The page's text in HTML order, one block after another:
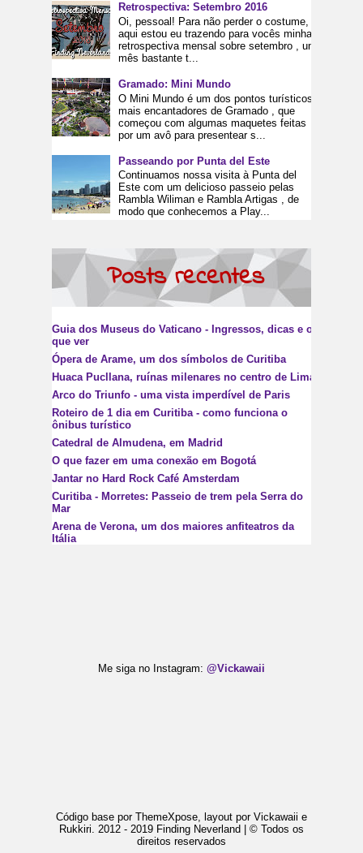
Retrospectiva: Setembro 2016
Oi, pessoal! Para não perder o costume,
aqui estou eu trazendo para vocês minha
retrospectiva mensal sobre setembro , um
mês bastante t...
Gramado: Mini Mundo
O Mini Mundo é um dos pontos turísticos
mais encantadores de Gramado , que
começou com algumas maquetes feitas
por um avô para presentear s...
Passeando por Punta del Este
Continuamos nossa visita à Punta del
Este com um delicioso passeio pelas
Rambla Wiliman e Rambla Artigas , de
modo que conhecemos a Play...
Posts recentes
Guia dos Museus do Vaticano - Ingressos, dicas e o
que ver
Ópera de Arame, um dos símbolos de Curitiba
Huaca Pucllana, ruínas milenares no centro de Lima
Arco do Triunfo - uma vista imperdível de Paris
Roteiro de 1 dia em Curitiba - como funciona o
ônibus turístico
Catedral de Almudena, em Madrid
O que fazer em uma conexão em Bogotá
Jantar no Hard Rock Café Amsterdam
Curitiba - Morretes: Passeio de trem pela Serra do
Mar
Arena de Verona, um dos maiores anfiteatros da
Itália
Me siga no Instagram: @Vickawaii
Código base por ThemeXpose, layout por Vickawaii e
Rukkiri. 2012 - 2019 Finding Neverland | © Todos os
direitos reservados